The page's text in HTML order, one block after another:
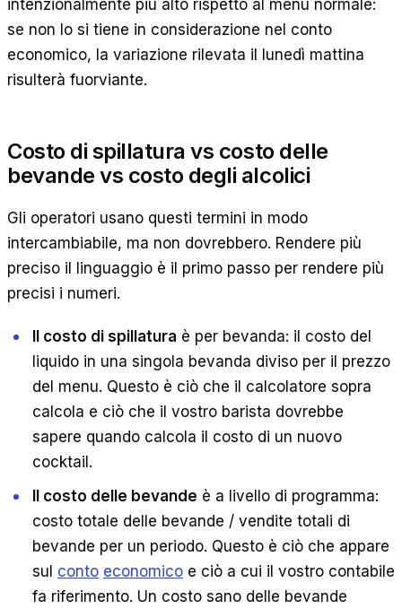
intenzionalmente più alto rispetto al menu normale:
se non lo si tiene in considerazione nel conto
economico, la variazione rilevata il lunedì mattina
risulterà fuorviante.
Costo di spillatura vs costo delle
bevande vs costo degli alcolici
Gli operatori usano questi termini in modo
intercambiabile, ma non dovrebbero. Rendere più
preciso il linguaggio è il primo passo per rendere più
precisi i numeri.
Il costo di spillatura è per bevanda: il costo del
liquido in una singola bevanda diviso per il prezzo
del menu. Questo è ciò che il calcolatore sopra
calcola e ciò che il vostro barista dovrebbe
sapere quando calcola il costo di un nuovo
cocktail.
Il costo delle bevande è a livello di programma:
costo totale delle bevande / vendite totali di
bevande per un periodo. Questo è ciò che appare
sul conto economico e ciò a cui il vostro contabile
fa riferimento. Un costo sano delle bevande